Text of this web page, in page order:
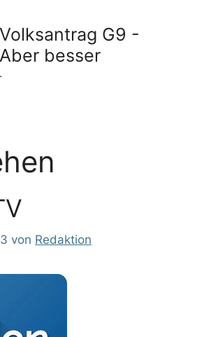
Volksantrag G9 -
Aber besser
.
von Redaktion